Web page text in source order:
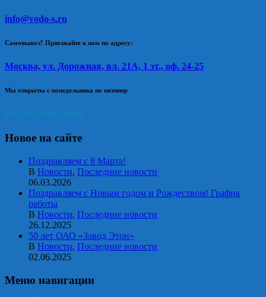
info@vodo-s.ru
Самовывоз? Приезжайте к нам по адресу:
Москва, ул. Дорожная, вл. 21А, 1 эт., оф. 24-25
Мы открыты с понедельника по пятницу
Новое на сайте
Поздравляем с 8 Марта!
В Новости, Последние новости
06.03.2026
Поздравляем с Новым годом и Рождеством! График
работы
В Новости, Последние новости
26.12.2025
50 лет ОАО «Завод Этон»
В Новости, Последние новости
02.06.2025
Меню навигации